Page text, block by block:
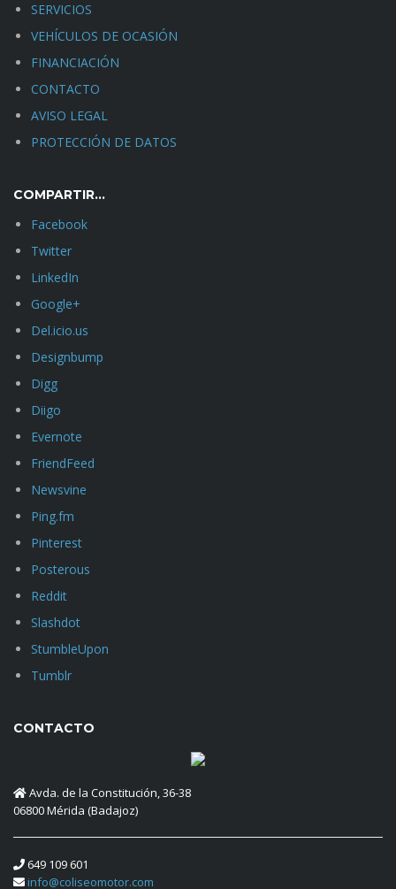
SERVICIOS
VEHÍCULOS DE OCASIÓN
FINANCIACIÓN
CONTACTO
AVISO LEGAL
PROTECCIÓN DE DATOS
COMPARTIR…
Facebook
Twitter
LinkedIn
Google+
Del.icio.us
Designbump
Digg
Diigo
Evernote
FriendFeed
Newsvine
Ping.fm
Pinterest
Posterous
Reddit
Slashdot
StumbleUpon
Tumblr
CONTACTO
Avda. de la Constitución, 36-38
06800 Mérida (Badajoz)
649 109 601
info@coliseomotor.com